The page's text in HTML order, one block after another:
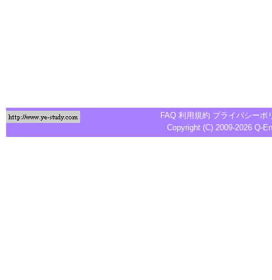
FAQ 利用規約 プライバシーポ
Copyright (C) 2009-2026 Q-